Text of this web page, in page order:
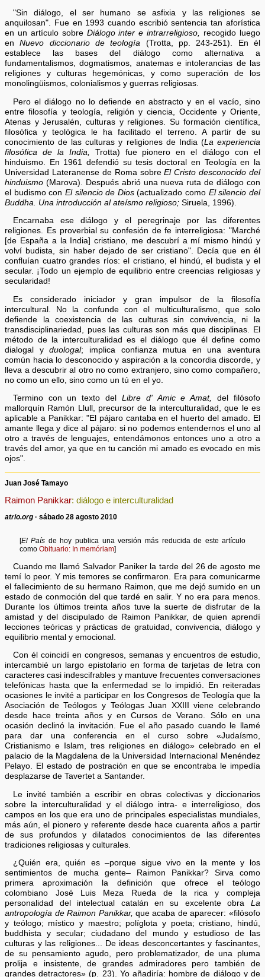
"Sin diálogo, el ser humano se asfixia y las religiones se
anquilosan". Fue en 1993 cuando escribió sentencia tan aforística
en un artículo sobre Diálogo inter e intrarreligioso, recogido luego
enNuevo diccionario de teología (Trotta, pp. 243-251). En él
establece las bases del diálogo como alternativa a
fundamentalismos, dogmatismos, anatemas e intolerancias de las
religiones y culturas hegemónicas, y como superación de los
monolingüismos, colonialismos y guerras religiosas.
Pero el diálogo no lo defiende en abstracto y en el vacío, sino
entre filosofía y teología, religión y ciencia, Occidente y Oriente,
Atenas y Jerusalén, culturas y religiones. Su formación científica,
filosófica y teológica le ha facilitado el terreno. A partir de su
conocimiento de las culturas y religiones de India (La experiencia
filosófica de la India,
Trotta) fue pionero en el diálogo con el
hinduismo. En 1961 defendió su tesis doctoral en Teología en la
Universidad Lateranense de Roma sobreEl Cristo desconocido del
hinduismo (Marova). Después abrió una nueva ruta de diálogo con
el budismo con El silencio de Dios(actualizado como El silencio del
Buddha. Una introducción al ateísmo religioso; Siruela, 1996).
Encarnaba ese diálogo y el peregrinaje por las diferentes
religiones. Es proverbial su confesión de fe interreligiosa: "Marché
[de España a la India] cristiano, me descubrí a mí mismo hindú y
volví budista, sin haber dejado de ser cristiano". Decía que en él
confluían cuatro grandes ríos: el cristiano, el hindú, el budista y el
secular. ¡Todo un ejemplo de equilibrio entre creencias religiosas y
secularidad!
Es considerado iniciador y gran impulsor de la filosofía
intercultural. No la confunde con el multiculturalismo, que solo
defiende la coexistencia de las culturas sin convivencia, ni la
transdisciplinariedad, pues las culturas son más que disciplinas. El
método de la interculturalidad es el diálogo que él define como
dialogal yduologal; implica confianza mutua en una aventura
común hacia lo desconocido y aspiración a la concordia discorde, y
lleva a descubrir al otro no como extranjero, sino como compañero,
no como un ello, sino como un tú en el yo.
Termino con un texto del Libre d' Amic e Amat, del filósofo
mallorquín Ramón Llull, precursor de la interculturalidad, que le es
aplicable a Panikkar: "El pájaro cantaba en el huerto del amado. El
amante llega y dice al pájaro: si no podemos entendernos el uno al
otro a través de lenguajes, entendámonos entonces uno a otro a
través del amor, ya que en tu canción mi amado es evocado en mis
ojos".
Juan José Tamayo
Raimon Panikkar: diálogo e interculturalidad
atrio.org · sábado 28 agosto 2010
[El País de hoy publica una versión más reducida de este artículo
como Obituario: In memóriam]
Cuando me llamó Salvador Paniker la tarde del 26 de agosto me
temí lo peor. Y mis temores se confirmaron. Era para comunicarme
el fallecimiento de su hermano Raimon, que me dejó sumido en un
estado de conmoción del que tardé en salir. Y no era para menos.
Durante los últimos treinta años tuve la suerte de disfrutar de la
amistad y del discipulado de Raimon Panikkar, de quien aprendí
lecciones teóricas y prácticas de gratuidad, convivencia, diálogo y
equilibrio mental y emocional.
Con él coincidí en congresos, semanas y encuentros de estudio,
intercambié un largo epistolario en forma de tarjetas de letra con
caracteres casi indescifrables y mantuve frecuentes conversaciones
telefónicas hasta que la enfermedad se lo impidió. En reiteradas
ocasiones le invité a participar en los Congresos de Teología que la
Asociación de Teólogos y Teólogas Juan XXIII viene celebrando
desde hace treinta años y en Cursos de Verano. Sólo en una
ocasión declinó la invitación. Fue el año pasado cuando le llamé
para dar una conferencia en el curso sobre «Judaísmo,
Cristianismo e Islam, tres religiones en diálogo» celebrado en el
palacio de la Magdalena de la Universidad Internacional Menéndez
Pelayo. El estado de postración en que se encontraba le impedía
desplazarse de Tavertet a Santander.
Le invité también a escribir en obras colectivas y diccionarios
sobre la interculturalidad y el diálogo intra- e interreligioso, dos
campos en los que era uno de principales especialistas mundiales,
más aún, el pionero y referente desde hace cuarenta años a partir
de sus profundos y dilatados conocimientos de las diferentes
tradiciones religiosas y culturales.
¿Quién era, quién es –porque sigue vivo en la mente y los
sentimientos de mucha gente– Raimon Panikkar? Sirva como
primera aproximación la definición que ofrece el teólogo
colombiano José Luis Meza Rueda de la rica y compleja
personalidad del intelectual catalán en su excelente obra La
antropología de Raimon Panikkar, que acaba de aparecer: «filósofo
y teólogo; místico y maestro; políglota y poeta; cristiano, hindú,
buddhista y secular; ciudadano del mundo y estudioso de las
culturas y las religiones... De ideas desconcertantes y fascinantes,
de su pensamiento agudo, pero problematizador, de una pluma
prolija e insistente, de grandes admiradores pero también de
grandes detractores» (p. 23). Yo añadiría: hombre de diálogo y de